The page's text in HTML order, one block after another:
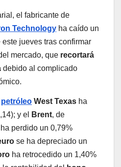
el fabricante de
Technology ha caído un
jueves tras confirmar
mercado, que recortará
debido al complicado
petróleo West Texas ha
y el
Brent, de
perdido un 0,79%
se ha depreciado un
ha retrocedido un 1,40%